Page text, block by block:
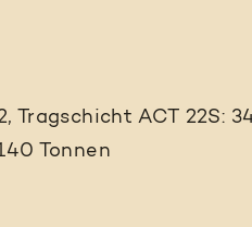
Tragschicht ACT 22S:
Tonnen